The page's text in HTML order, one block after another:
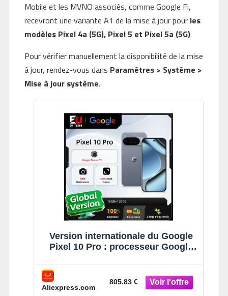
Mobile et les MVNO associés, comme Google Fi,
recevront une variante A1 de la mise à jour pour les
modèles Pixel 4a (5G), Pixel 5 et Pixel 5a (5G).
Pour vérifier manuellement la disponibilité de la mise
à jour, rendez-vous dans Paramètres > Système >
Mise à jour système.
Version internationale du Google
Pixel 10 Pro : processeur Google
arrière Pro de 50 Mpx, IA Gemini,
batterie de 4 870 mAh, écran 120
Aliexpress.com
805.83 €